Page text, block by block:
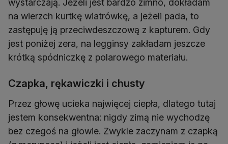
wystarczają. Jeżeli jest bardzo zimno, dokładam
na wierzch kurtkę wiatrówkę, a jeżeli pada, to
zastępuję ją przeciwdeszczową z kapturem. Gdy
jest poniżej zera, na legginsy zakładam jeszcze
krótką spódniczkę z polarowego materiału.
Czapka, rękawiczki i chusty
Przez głowę ucieka najwięcej ciepła, dlatego tutaj
jestem konsekwentna: nigdy zimą nie wychodzę
bez czegoś na głowie. Zwykle zaczynam z czapką